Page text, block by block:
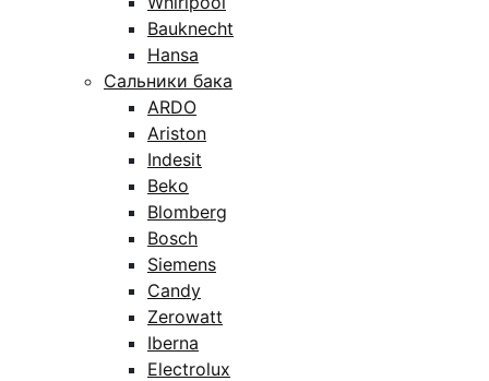
Bauknecht
Hansa
Сальники бака
ARDO
Ariston
Indesit
Beko
Blomberg
Bosch
Siemens
Candy
Zerowatt
Iberna
Electrolux